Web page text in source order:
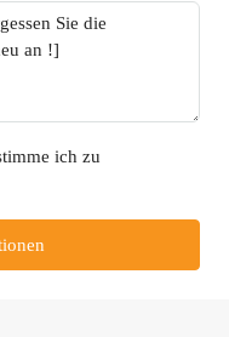
ich zu